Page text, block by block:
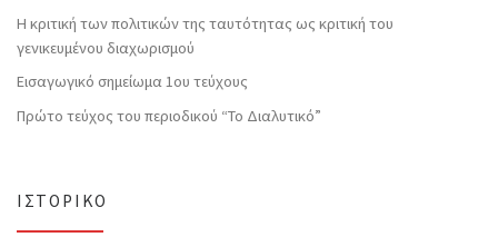
Η κριτική των πολιτικών της ταυτότητας ως κριτική του
γενικευμένου διαχωρισμού
Εισαγωγικό σημείωμα 1ου τεύχους
Πρώτο τεύχος του περιοδικού “Το Διαλυτικό”
ΙΣΤΟΡΙΚΌ